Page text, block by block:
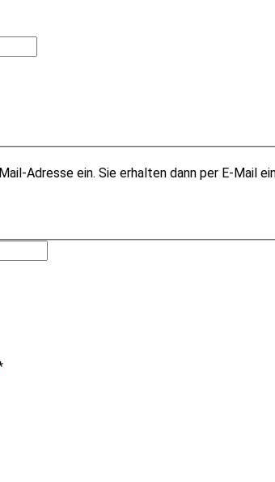
Adresse ein. Sie erhalten dann per E-Mail